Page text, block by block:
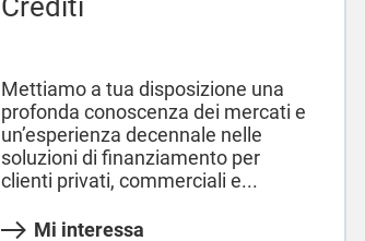
Mettiamo a tua disposizione una
profonda conoscenza dei mercati e
un’esperienza decennale nelle
soluzioni di finanziamento per
clienti privati, commerciali e...
Mi interessa